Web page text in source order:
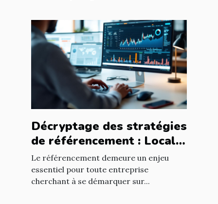
Décryptage des stratégies
de référencement : Local
vs National
Le référencement demeure un enjeu
essentiel pour toute entreprise
cherchant à se démarquer sur...